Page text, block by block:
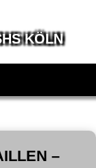
KÖLN
–